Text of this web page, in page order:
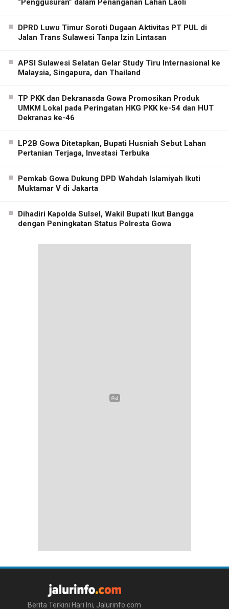
“Penggusuran” dalam Penanganan Lahan Laoli
DPRD Luwu Timur Soroti Dugaan Aktivitas PT PUL di
Jalan Trans Sulawesi Tanpa Izin Lintasan
APSI Sulawesi Selatan Gelar Study Tiru Internasional ke
Malaysia, Singapura, dan Thailand
TP PKK dan Dekranasda Gowa Promosikan Produk
UMKM Lokal pada Peringatan HKG PKK ke-54 dan HUT
Dekranas ke-46
LP2B Gowa Ditetapkan, Bupati Husniah Sebut Lahan
Pertanian Terjaga, Investasi Terbuka
Pemkab Gowa Dukung DPD Wahdah Islamiyah Ikuti
Muktamar V di Jakarta
Dihadiri Kapolda Sulsel, Wakil Bupati Ikut Bangga
dengan Peningkatan Status Polresta Gowa
Berita Terkini Hari Ini, Jalurinfo.com